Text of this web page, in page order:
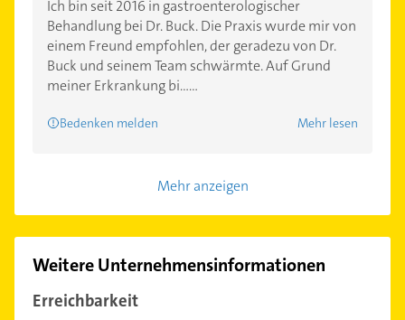
Ich bin seit 2016 in gastroenterologischer
Behandlung bei Dr. Buck. Die Praxis wurde mir von
einem Freund empfohlen, der geradezu von Dr.
Buck und seinem Team schwärmte. Auf Grund
meiner Erkrankung bi......
Bedenken melden Mehr lesen
Mehr anzeigen
Weitere Unternehmensinformationen
Erreichbarkeit